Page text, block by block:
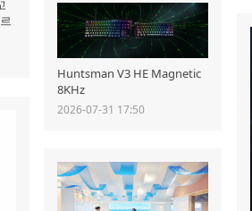
Huntsman V3 HE Magnetic
8KHz
2026-07-31 17:50